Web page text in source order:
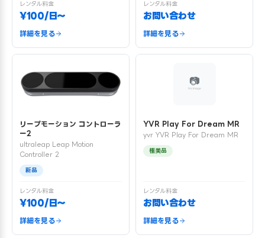
レンタル料金
¥100/日〜
詳細を見る
レンタル料金
お問い合わせ
詳細を見る
リープモーション コントローラ
ー2
ultraleap Leap Motion
Controller 2
新品
レンタル料金
¥100/日〜
詳細を見る
YVR Play For Dream MR
yvr YVR Play For Dream MR
極美品
レンタル料金
お問い合わせ
詳細を見る